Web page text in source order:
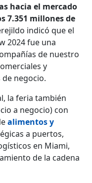
hacia el mercado
7.351 millones de
indicó que el
2024 fue una
de nuestro
y
negocio.
la feria también
a negocio) con
alimentos y
a puertos,
en Miami,
de la cadena